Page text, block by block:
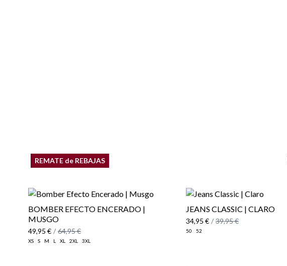
REMATE de REBAJAS
BOMBER EFECTO ENCERADO |
MUSGO
49,95 € / 64,95 €
XS S M L XL 2XL 3XL
JEANS CLASSIC | CLARO
34,95 € / 39,95 €
50 52